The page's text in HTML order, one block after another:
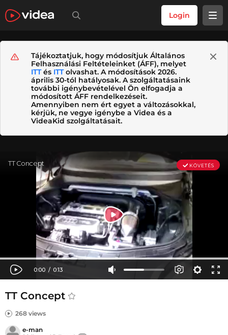
Login
Tájékoztatjuk, hogy módosítjuk Általános
Felhasználási Feltételeinket (ÁFF), melyet
ITTés ITTolvashat. A módosítások 2026.
április 30-tól hatályosak. A szolgáltatásaink
további igénybevételével Ön elfogadja a
módosított ÁFF rendelkezéseit.
Amennyiben nem ért egyet a változásokkal,
kérjük, ne vegye igénybe a Videa és a
VideaKid szolgáltatásait.
TT Concept
268 views
e-man